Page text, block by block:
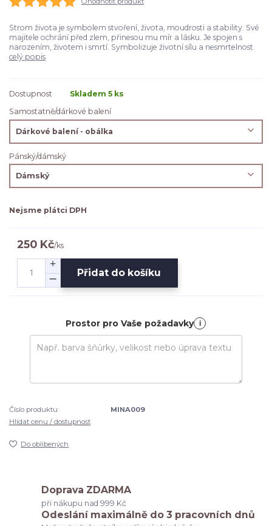
Strom života je symbolem stvoření, života, moudrosti a stability. Své
majitele ochrání před zlem, přinesou mu mír a lásku. Je spojen s
narozením, životem i smrtí. Symbolizuje životní sílu a nesmrtelnost.
celý popis
Dostupnost
Skladem 5 ks
Samostatně/dárkové balení
Pánský/dámský
Nejsme plátci DPH
250 Kč/ks
Přidat do košíku
Prostor pro Vaše požadavky i
Číslo produktu:
MINA009
Hlídat cenu / dostupnost
Do oblíbených
Doprava ZDARMA
při nákupu nad 999 Kč
Odeslání maximálně do 3 pracovních dnů